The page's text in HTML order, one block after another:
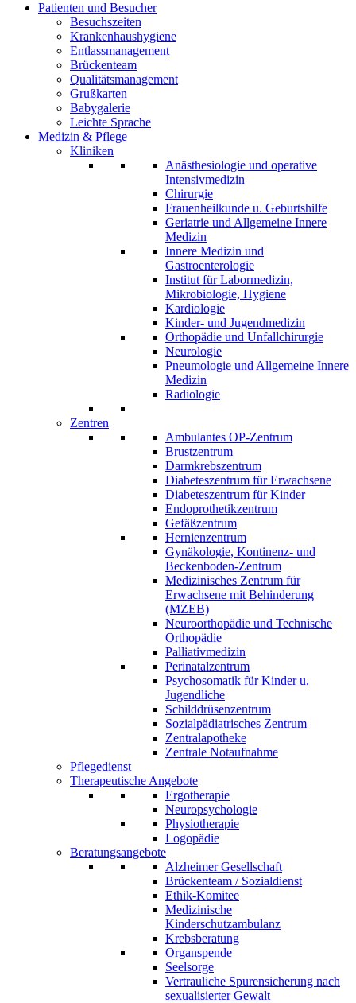
Patienten und Besucher
Besuchszeiten
Krankenhaushygiene
Entlassmanagement
Brückenteam
Qualitätsmanagement
Grußkarten
Babygalerie
Leichte Sprache
Medizin & Pflege
Kliniken
Anästhesiologie und operative
Intensivmedizin
Chirurgie
Frauenheilkunde u. Geburtshilfe
Geriatrie und Allgemeine Innere
Medizin
Innere Medizin und
Gastroenterologie
Institut für Labormedizin,
Mikrobiologie, Hygiene
Kardiologie
Kinder- und Jugendmedizin
Orthopädie und Unfallchirurgie
Neurologie
Pneumologie und Allgemeine Innere
Medizin
Radiologie
Zentren
Ambulantes OP-Zentrum
Brustzentrum
Darmkrebszentrum
Diabeteszentrum für Erwachsene
Diabeteszentrum für Kinder
Endoprothetikzentrum
Gefäßzentrum
Hernienzentrum
Gynäkologie, Kontinenz- und
Beckenboden-Zentrum
Medizinisches Zentrum für
Erwachsene mit Behinderung
(MZEB)
Neuroorthopädie und Technische
Orthopädie
Palliativmedizin
Perinatalzentrum
Psychosomatik für Kinder u.
Jugendliche
Schilddrüsenzentrum
Sozialpädiatrisches Zentrum
Zentralapotheke
Zentrale Notaufnahme
Pflegedienst
Therapeutische Angebote
Ergotherapie
Neuropsychologie
Physiotherapie
Logopädie
Beratungsangebote
Alzheimer Gesellschaft
Brückenteam / Sozialdienst
Ethik-Komitee
Medizinische
Kinderschutzambulanz
Krebsberatung
Organspende
Seelsorge
Vertrauliche Spurensicherung nach
sexualisierter Gewalt